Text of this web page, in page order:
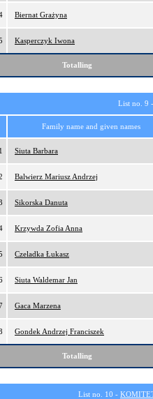
Biernat Grażyna
Kasperczyk Iwona
Totalling
List no. 9
Family name and given names
1 Siuta Barbara
Balwierz Mariusz Andrzej
Sikorska Danuta
Krzywda Zofia Anna
Czeladka Łukasz
Siuta Waldemar Jan
Gaca Marzena
Gondek Andrzej Franciszek
Totalling
List no. 10 -